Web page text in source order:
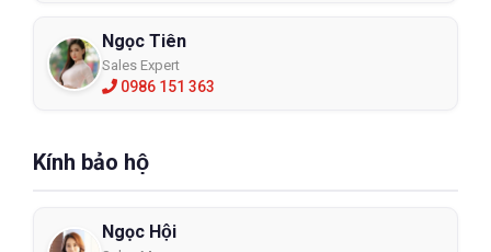
Ngọc Tiên
Sales Expert
0986 151 363
Kính bảo hộ
Ngọc Hội